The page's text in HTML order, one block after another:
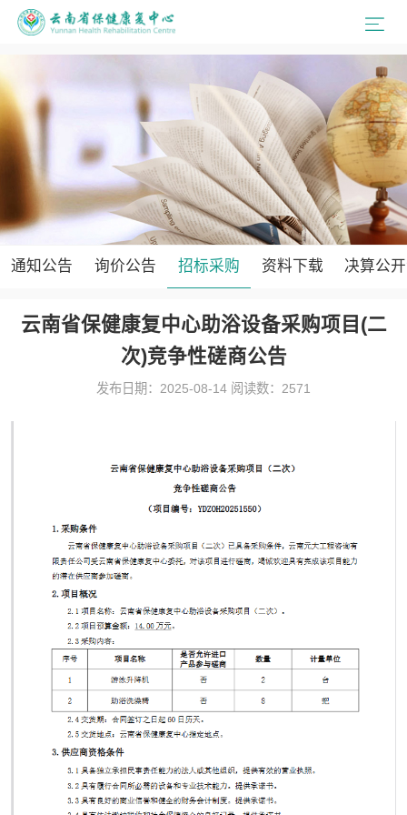
通知公告 询价公告 招标采购 资料下载 决算公
云南省保健康复中心助浴设备采购项目(二
次)竞争性磋商公告
发布日期：2025-08-14 阅读数：2571